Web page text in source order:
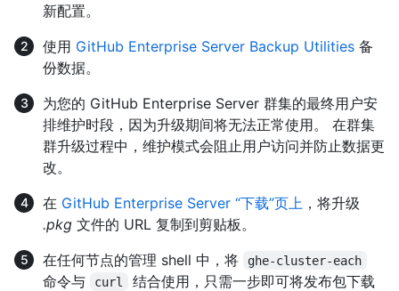
新配置。
使用 GitHub Enterprise Server Backup Utilities 备
份数据。
为您的 GitHub Enterprise Server 群集的最终用户安
排维护时段，因为升级期间将无法正常使用。 在群集
群升级过程中，维护模式会阻止用户访问并防止数据更
改。
在 GitHub Enterprise Server “下载”页上 ，将升级
.pkg 文件的 URL 复制到剪贴板。
在任何节点的管理 shell 中，将
ghe-cluster-each
命令与 curl
结合使用，只需一步即可将发布包下载